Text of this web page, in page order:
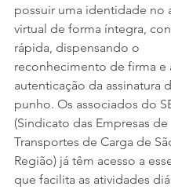
possuir uma identidade no
virtual de forma íntegra,
rápida, dispensando o
reconhecimento de firma e
autenticação da assinatura
punho. Os associados do
(Sindicato das Empresas de
Transportes de Carga de
Região) já têm acesso a
que facilita as atividades